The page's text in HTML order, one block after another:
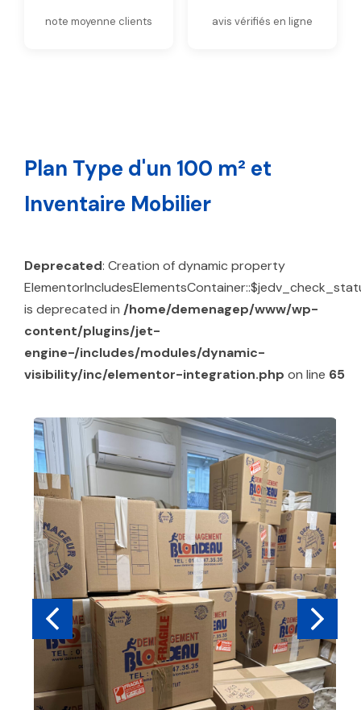
note moyenne clients avis vérifiés en ligne
Plan Type d'un 100 m² et
Inventaire Mobilier
Deprecated: Creation of dynamic property
is deprecated in /home/demenagep/www/wp-
content/plugins/jet-
engine-/includes/modules/dynamic-
visibility/inc/elementor-integration.php on line 65